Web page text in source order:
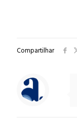
Compartilhar